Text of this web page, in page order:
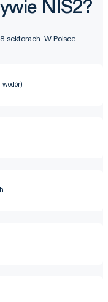
NIS2?
sektorach. W Polsce
wodór)